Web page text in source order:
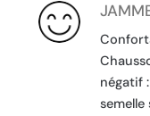
négatif